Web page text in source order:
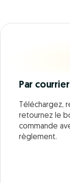
Par courrier
Téléchargez,
retournez le
commande
règlement.